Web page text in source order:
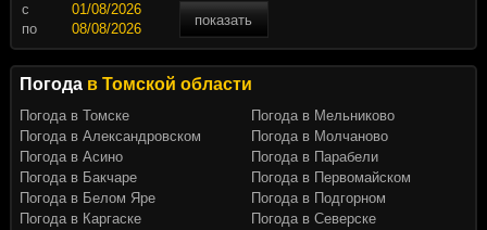
c
показать
по
Погода в Томской области
Погода в Томске
Погода в Александровском
Погода в Асино
Погода в Бакчаре
Погода в Белом Яре
Погода в Каргаске
Погода в Мельниково
Погода в Молчаново
Погода в Парабели
Погода в Первомайском
Погода в Подгорном
Погода в Северске